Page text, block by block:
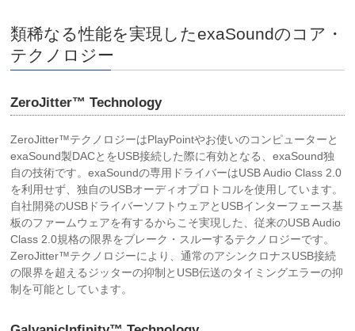
類稀なる性能を実現したexaSoundのコア・
テクノロジー
ZeroJitter™ Technology
ZeroJitter™テクノロジーはPlayPointやお使いのコンピューターと
exaSound製DACとをUSB接続した際に有効となる、exaSound独
自の技術です。exaSoundの専用ドライバーはUSB Audio Class 2.0
を利用せず、独自のUSBオーディオプロトコルを使用しています。
自社開発のUSBドライバーソフトウェアとUSBインターフェース基
板のファームウェアを有するからこそ実現した、従来のUSB Audio
Class 2.0規格の限界をブレーク・スルーするテクノロジーです。
ZeroJitter™テクノロジーにより、通常のアシンクロナスUSB接続
の限界を超えるジッターの抑制とUSB伝送のタイミングエラーの抑
制を可能としています。